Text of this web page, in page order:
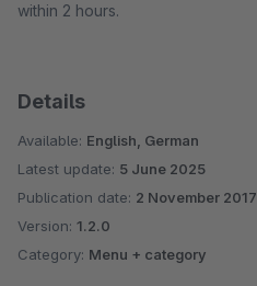
within 2 hours.
Details
Available: English, German
Latest update: 5 June 2025
Publication date: 2 November 2017
Version: 1.2.0
Category: Menu + category